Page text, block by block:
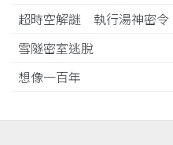
超時空解謎 執行湯神密令
雪隧密室逃脫
想像一百年